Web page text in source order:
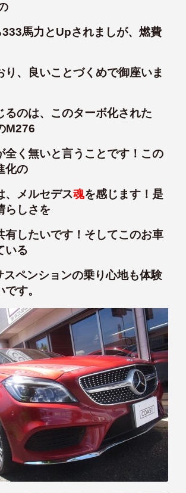
馬力とUpされましが、燃費
り、良いことづくめで御座いま
るのは、このターボ化された
M276
全く無いと言うことです！この
化の
、メルセデス魂を感じます！是
らしさを
有したいです！そしてこのお車
いる
スペンションの乗り心地も体験
す。